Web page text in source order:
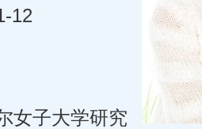
12
女子大学研究